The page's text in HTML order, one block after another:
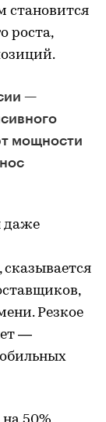
становится
роста,
—
мощности
даже
сказывается
Резкое
—